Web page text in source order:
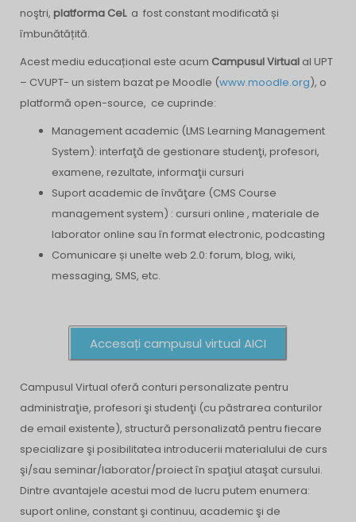
noştri, platforma CeLa fost constant modificată și
îmbunătățită.
Acest mediu educațional este acum Campusul Virtual al UPT
– CVUPT- un sistem bazat pe Moodle (www.moodle.org), o
platformă open-source, ce cuprinde:
Management academic (LMS Learning Management
System): interfaţă de gestionare studenţi, profesori,
examene, rezultate, informaţii cursuri
Suport academic de învăţare (CMS Course
management system) : cursuri online , materiale de
laborator online sau în format electronic, podcasting
Comunicare și unelte web 2.0: forum, blog, wiki,
messaging, SMS, etc.
Accesați campusul virtual AICI
Campusul Virtual oferă conturi personalizate pentru
administraţie, profesori şi studenţi (cu păstrarea conturilor
de email existente), structură personalizată pentru fiecare
specializare şi posibilitatea introducerii materialului de curs
şi/sau seminar/laborator/proiect în spaţiul ataşat cursului.
Dintre avantajele acestui mod de lucru putem enumera:
suport online, constant şi continuu, academic şi de